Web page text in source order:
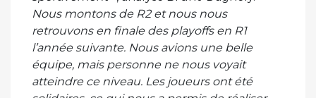
Nous montons de R2 et nous nous
retrouvons en finale des playoffs en R1
l’année suivante. Nous avions une belle
équipe, mais personne ne nous voyait
atteindre ce niveau. Les joueurs ont été